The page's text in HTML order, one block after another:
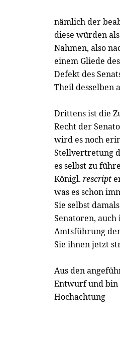
nämlich der
diese würden
Nahmen, also
einem Gliede
Defekt des
Theil desselben
Drittens ist die
Recht der
wird es noch
Stellvertretung
es selbst zu
Königl. rescript
was es schon
Sie selbst
Senatoren,
Amtsführung
Sie ihnen jetzt
Aus den
Entwurf und bin
Hochachtung